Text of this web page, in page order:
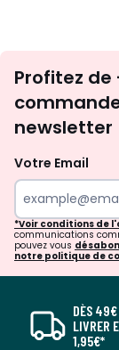
Profitez
newsletter
Votre Email
*Voir conditions de
communications
pouvez vous
notre politique de
DÈS 49€
LIVRER
1,95€*